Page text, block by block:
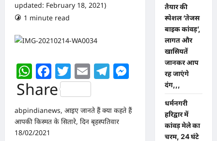
updated: February 18, 2021)
1 minute read
WhatsApp
Facebook
Twitter
EmailTelegram
Messenger
Share
abpindianews, आइए जानते हैं क्या कहते हैं
आपकी किस्मत के सितारे, दिन बृहस्पतिवार
18/02/2021
तैयार की
स्पेशल ‘तेजस
बाइक कांवड़’,
लागत और
खासियतें
जानकर आप
रह जाएंगे
दंग,,,
धर्मनगरी
हरिद्वार में
कांवड़ मेले का
चरम, 24 घंटे